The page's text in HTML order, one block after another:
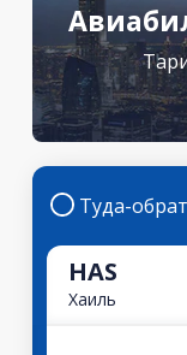
Туда-
HAS
Хаиль